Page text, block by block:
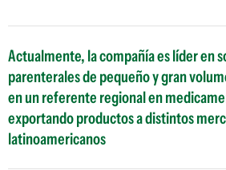
Actualmente, la compañía es líder en
parenterales de pequeño y gran
en un referente regional en
exportando productos a distintos
latinoamericanos